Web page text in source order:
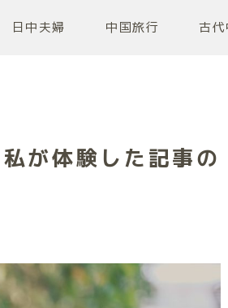
日中夫婦 中国旅行 古代
が体験した記事の